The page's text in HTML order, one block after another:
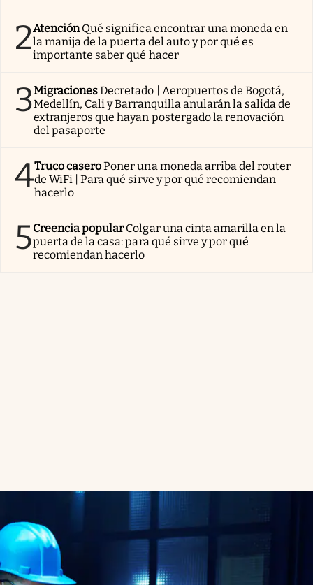
2AtenciónQué significa encontrar una moneda en
la manija de la puerta del auto y por qué es
importante saber qué hacer
3MigracionesDecretado | Aeropuertos de Bogotá,
Medellín, Cali y Barranquilla anularán la salida de
extranjeros que hayan postergado la renovación
del pasaporte
4Truco caseroPoner una moneda arriba del router
de WiFi | Para qué sirve y por qué recomiendan
hacerlo
5Creencia popularColgar una cinta amarilla en la
puerta de la casa: para qué sirve y por qué
recomiendan hacerlo